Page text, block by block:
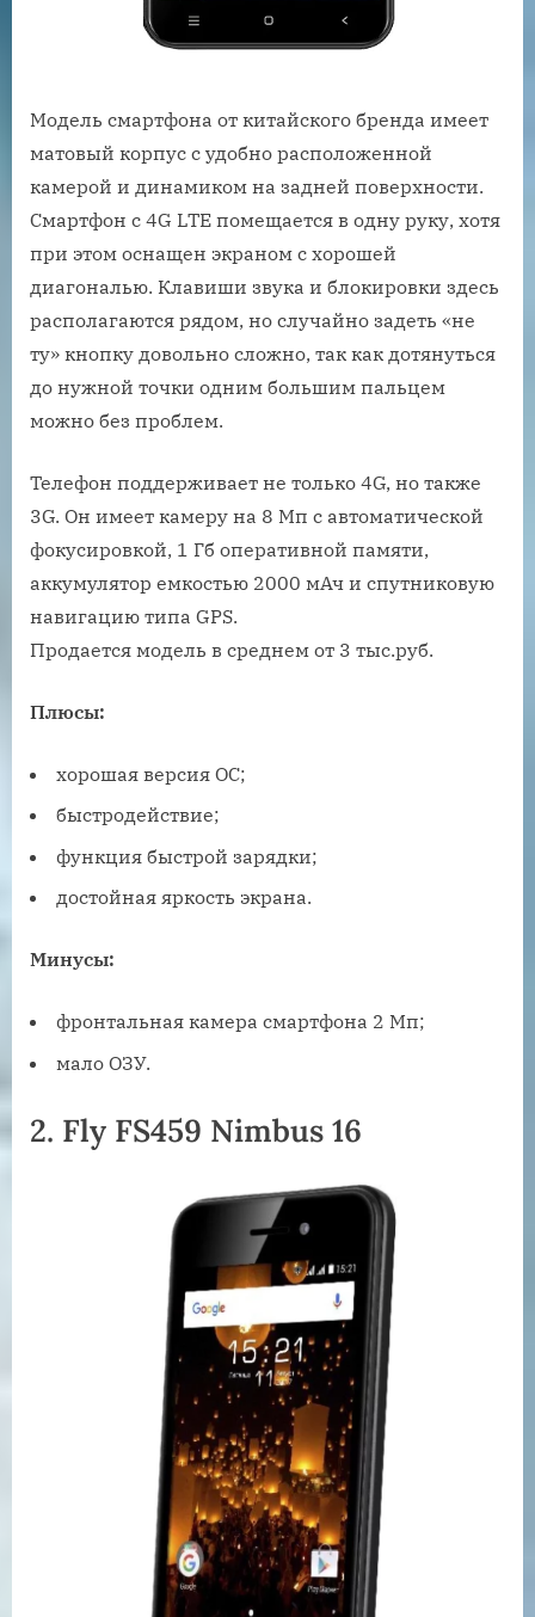
Модель смартфона от китайского бренда имеет
матовый корпус с удобно расположенной
камерой и динамиком на задней поверхности.
Смартфон с 4G LTE помещается в одну руку, хотя
при этом оснащен экраном с хорошей
диагональю. Клавиши звука и блокировки здесь
располагаются рядом, но случайно задеть «не
ту» кнопку довольно сложно, так как дотянуться
до нужной точки одним большим пальцем
можно без проблем.
Телефон поддерживает не только 4G, но также
3G. Он имеет камеру на 8 Мп с автоматической
фокусировкой, 1 Гб оперативной памяти,
аккумулятор емкостью 2000 мАч и спутниковую
навигацию типа GPS.
Продается модель в среднем от 3 тыс.руб.
Плюсы:
хорошая версия ОС;
быстродействие;
функция быстрой зарядки;
достойная яркость экрана.
Минусы:
фронтальная камера смартфона 2 Мп;
мало ОЗУ.
2. Fly FS459 Nimbus 16